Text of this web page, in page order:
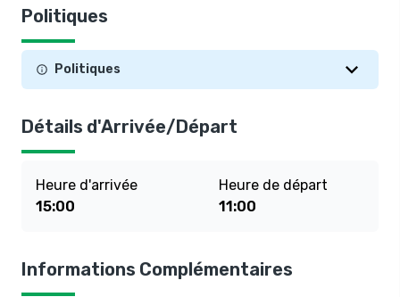
Politiques
Politiques
Détails d'Arrivée/Départ
Heure d'arrivée
15:00
Heure de départ
11:00
Informations Complémentaires